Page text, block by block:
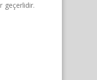
geçerlidir.